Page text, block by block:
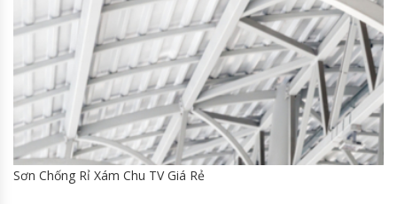
Sơn Chống Rỉ Xám Chu TV Giá Rẻ